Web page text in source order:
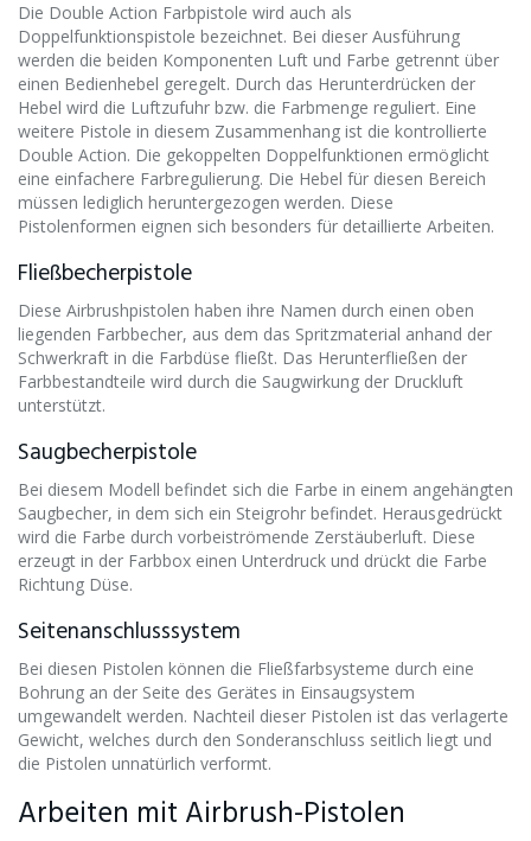
Die Double Action Farbpistole wird auch als
Doppelfunktionspistole bezeichnet. Bei dieser Ausführung
werden die beiden Komponenten Luft und Farbe getrennt über
einen Bedienhebel geregelt. Durch das Herunterdrücken der
Hebel wird die Luftzufuhr bzw. die Farbmenge reguliert. Eine
weitere Pistole in diesem Zusammenhang ist die kontrollierte
Double Action. Die gekoppelten Doppelfunktionen ermöglicht
eine einfachere Farbregulierung. Die Hebel für diesen Bereich
müssen lediglich heruntergezogen werden. Diese
Pistolenformen eignen sich besonders für detaillierte Arbeiten.
Fließbecherpistole
Diese Airbrushpistolen haben ihre Namen durch einen oben
liegenden Farbbecher, aus dem das Spritzmaterial anhand der
Schwerkraft in die Farbdüse fließt. Das Herunterfließen der
Farbbestandteile wird durch die Saugwirkung der Druckluft
unterstützt.
Saugbecherpistole
Bei diesem Modell befindet sich die Farbe in einem angehängten
Saugbecher, in dem sich ein Steigrohr befindet. Herausgedrückt
wird die Farbe durch vorbeiströmende Zerstäuberluft. Diese
erzeugt in der Farbbox einen Unterdruck und drückt die Farbe
Richtung Düse.
Seitenanschlusssystem
Bei diesen Pistolen können die Fließfarbsysteme durch eine
Bohrung an der Seite des Gerätes in Einsaugsystem
umgewandelt werden. Nachteil dieser Pistolen ist das verlagerte
Gewicht, welches durch den Sonderanschluss seitlich liegt und
die Pistolen unnatürlich verformt.
Arbeiten mit Airbrush-Pistolen